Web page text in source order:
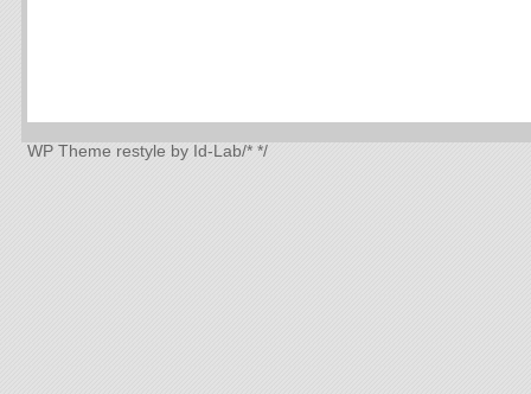
WP Theme restyle by Id-Lab/* */